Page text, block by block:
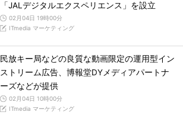
「JALデジタルエクスペリエンス」を設立
02月04日 19時00分
ITmedia マーケティング
民放キー局などの良質な動画限定の運用型イン
ストリーム広告、博報堂DYメディアパートナ
ーズなどが提供
02月04日 10時00分
ITmedia マーケティング